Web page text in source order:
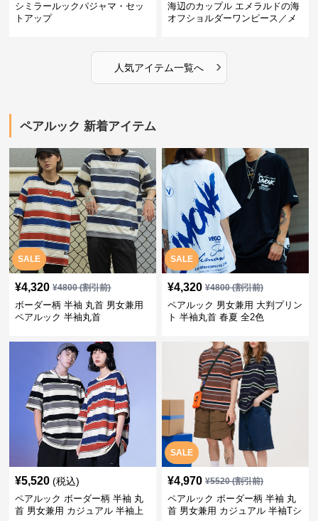
シミラールックパジャマ・セッ
トアップ
海辺のカップル エメラルドの海
オフショルダーワンピース／メ
人気アイテム一覧へ ›
ペアルック 新着アイテム
SALE
¥4,320 ¥4800(割引前)
ボーダー柄 半袖 丸首 男女兼用
ペアルック 半袖丸首
SALE
¥4,320 ¥4800(割引前)
ペアルック 男女兼用 大判プリン
ト 半袖丸首 春夏 全2色
¥5,520 (税込)
ペアルック ボーダー柄 半袖 丸
首 男女兼用 カジュアル 半袖上
SALE
¥4,970 ¥5520(割引前)
ペアルック ボーダー柄 半袖 丸
首 男女兼用 カジュアル 半袖Tシ